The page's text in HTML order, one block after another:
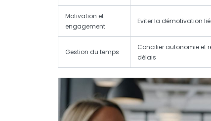
Motivation et
engagement
Eviter la démotivation
Gestion du temps
Concilier autonomie et
délais